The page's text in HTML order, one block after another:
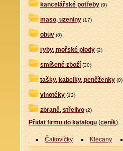
kancelářské potřeby (9)
maso, uzeniny (17)
obuv (8)
ryby, mořské plody (2)
smíšené zboží (20)
tašky, kabelky, peněženky (0)
vinotéky (12)
zbraně, střelivo (2)
Přidat firmu do katalogu (ceník).
Čakovičky Klecany